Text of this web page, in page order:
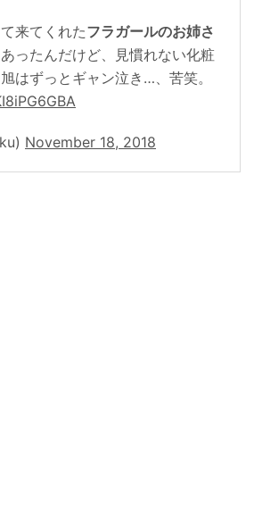
来てくれたフラガールのお姉さ
あったんだけど、見慣れない化粧
はずっとギャン泣き…、苦笑。
November 18, 2018